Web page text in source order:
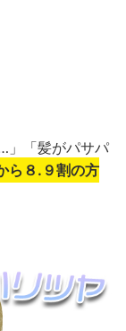
」「髪がパサパ
ら８.９割の方